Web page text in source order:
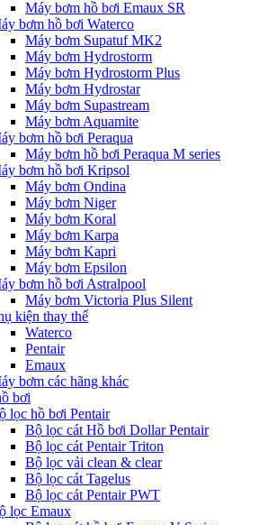
Máy bơm hồ bơi Emaux SR
bơm hồ bơi Waterco
Máy bơm Supatuf MK2
Máy bơm Hydrostorm
Máy bơm Hydrostorm Plus
Máy bơm Hydrostar
Máy bơm Supastream
Máy bơm Aquamite
bơm hồ bơi Peraqua
Máy bơm hồ bơi Peraqua M series
bơm hồ bơi Kripsol
Máy bơm Ondina
Máy bơm Niger
Máy bơm Koral
Máy bơm Karpa
Máy bơm Kapri
Máy bơm Epsilon
bơm hồ bơi Astralpool
Máy bơm Victoria Plus Silent
kiện thay thế
Waterco
Pentair
Emaux
bơm các hãng khác
bơi
lọc hồ bơi Pentair
Bộ lọc cát Hồ bơi Dollar Pentair
Bộ lọc cát Pentair Triton
Bộ lọc vải clean & clear
Bộ lọc cát Tagelus
Bộ lọc cát Pentair PWT
lọc Emaux